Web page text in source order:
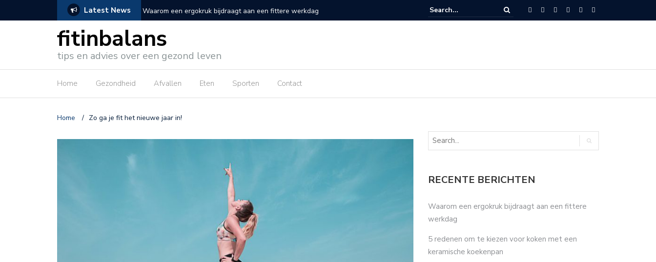
Latest News 5 redenen om te kiezen voor koken met een keramische koekenpan Wist je dat botox kan helpen tegen tandenknarsen?
fitinbalans
tips en advies over een gezond leven
Home Gezondheid Afvallen Eten Sporten Contact
Home / Zo ga je fit het nieuwe jaar in!
RECENTE BERICHTEN
Waarom een ergokruk bijdraagt aan een fittere
werkdag
5 redenen om te kiezen voor koken met een
keramische koekenpan